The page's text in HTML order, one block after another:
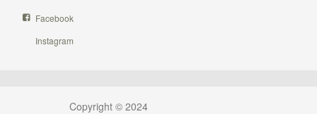
Facebook
Instagram
Copyright © 2024